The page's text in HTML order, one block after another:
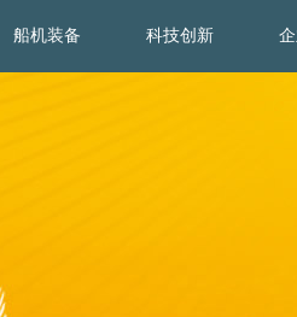
船机装备 科技创新